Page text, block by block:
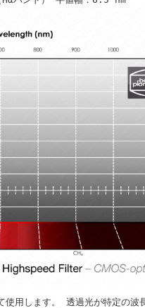
使用します。 透過光が特定の波